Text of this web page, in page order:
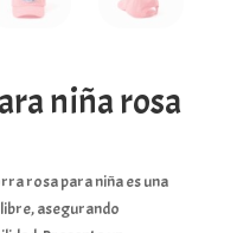
niña rosa
rosa para niña es una
asegurando